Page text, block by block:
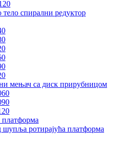
спирални редуктор
мењач са диск прирубницом
ротирајућа платформа